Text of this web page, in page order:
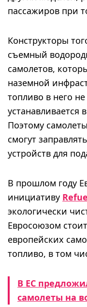
пассажиров при
Конструкторы
съемный
самолетов,
наземной
топливо в него
устанавливается
Поэтому
смогут
устройств для
В прошлом году
инициативу
экологически
Евросоюзом
европейских
топливо, в том
В ЕС
самолеты на